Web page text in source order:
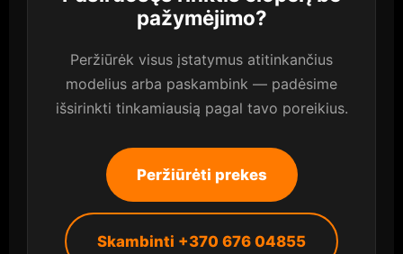
pažymėjimo?
Peržiūrėk visus įstatymus atitinkančius
modelius arba paskambink — padėsime
išsirinkti tinkamiausią pagal tavo poreikius.
Peržiūrėti prekes
Skambinti +370 676 04855